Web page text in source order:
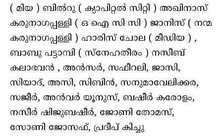
( മിയ ) ബിൽറു ( ക്യാപിറ്റൽ സിറ്റി ) അഖിനാസ്
കരുനാഗപ്പള്ളി ( ഒ ഐ സി സി ) ജാനിസ് ( നന്മ
കരുനാഗപ്പള്ളി ) ഹാരിസ് ചോല ( മീഡിയ ) ,
ബാബു പട്ടാമ്പി ( സ്നേഹതീരം ) നസീബ്
കലാഭവൻ , അൻസർ, സഫീറലി, ജാസി,
സിയാദ്, അസി, സിബിൻ, സനുമാവേലിക്കര,
സജീർ, അൻവർ യൂനുസ്, ബഷീർ കരോളം,
നസീർ ഷിജുബഷീർ, ജോണി തോമസ്,
സോണി ജോസഫ്, പ്രദീപ് കിച്ചു